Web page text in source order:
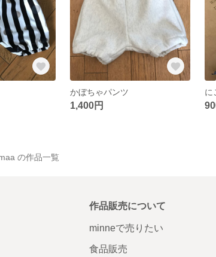
かぼちゃパンツ
1,400円
に
の作品一覧
作品販売について
minneで売りたい
食品販売